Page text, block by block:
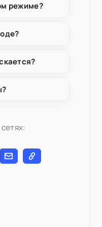
режиме?